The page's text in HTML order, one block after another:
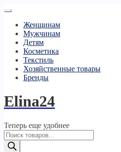
Женщинам
Мужчинам
Детям
Косметика
Текстиль
Хозяйственные товары
Бренды
Elina24
Теперь еще удобнее
Поиск
товаров